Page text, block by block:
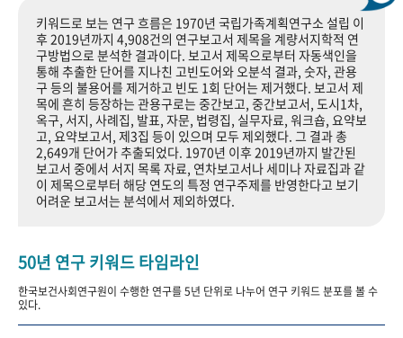
기록물 아카이브
사진 아카이브 문서 기록물 행정박물 영상 기록물
+1주년 기념
성과 50선 숫자로 보는 50년 50+1주년 광장
세계와 함께 한 KIHASA
VR 역사관
키워드로 보는 연구 흐름은 1970년 국립가족계획연구소 설립 이
후 2019년까지 4,908건의 연구보고서 제목을 계량서지학적 연
구방법으로 분석한 결과이다. 보고서 제목으로부터 자동색인을
통해 추출한 단어를 지나친 고빈도어와 오분석 결과, 숫자, 관용
구 등의 불용어를 제거하고 빈도 1회 단어는 제거했다. 보고서 제
목에 흔히 등장하는 관용구로는 중간보고, 중간보고서, 도시1차,
옥구, 서지, 사례집, 발표, 자문, 법령집, 실무자료, 워크숍, 요약보
고, 요약보고서, 제3집 등이 있으며 모두 제외했다. 그 결과 총
2,649개 단어가 추출되었다. 1970년 이후 2019년까지 발간된
보고서 중에서 서지 목록 자료, 연차보고서나 세미나 자료집과 같
이 제목으로부터 해당 연도의 특정 연구주제를 반영한다고 보기
어려운 보고서는 분석에서 제외하였다.
50년 연구 키워드 타임라인
한국보건사회연구원이 수행한 연구를 5년 단위로 나누어 연구 키워드 분포를 볼 수
있다.